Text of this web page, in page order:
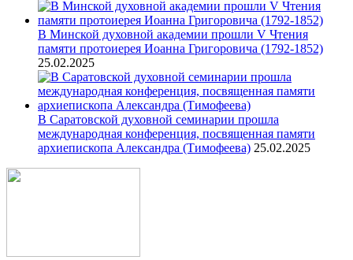
В Минской духовной академии прошли V Чтения
памяти протоиерея Иоанна Григоровича (1792-1852)
25.02.2025
В Саратовской духовной семинарии прошла
международная конференция, посвященная памяти
архиепископа Александра (Тимофеева) 25.02.2025